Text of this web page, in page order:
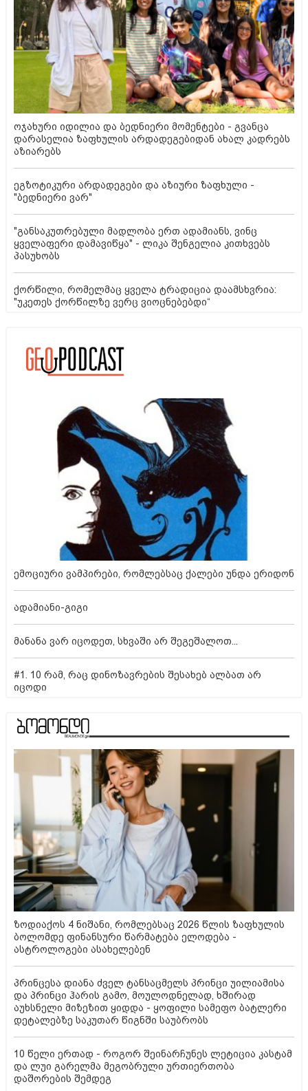
ოჯახური იდილია და ბედნიერი მომენტები - გვანცა
დარასელია ზაფხულის არდადეგებიდან ახალ კადრებს
აზიარებს
ეგზოტიკური არდადეგები და აზიური ზაფხული -
"ბედნიერი ვარ"
"განსაკუთრებული მადლობა ერთ ადამიანს, ვინც
ყველაფერი დამავიწყა" - ლიკა შენგელია კითხვებს
პასუხობს
ქორწილი, რომელმაც ყველა ტრადიცია დაამსხვრია:
"უკეთეს ქორწილზე ვერც ვიოცნებებდი“
ემოციური ვამპირები, რომლებსაც ქალები უნდა ერიდონ
ადამიანი-გიგი
მანანა ვარ იცოდეთ, სხვაში არ შეგეშალოთ...
#1. 10 რამ, რაც დინოზავრების შესახებ ალბათ არ
იცოდი
ზოდიაქოს 4 ნიშანი, რომლებსაც 2026 წლის ზაფხულის
ბოლომდე ფინანსური წარმატება ელოდება -
ასტროლოგები ასახელებენ
პრინცესა დიანა ძველ ტანსაცმელს პრინცი უილიამისა
და პრინცი ჰარის გამო, მოულოდნელად, ხშირად
აუხსნელი მიზეზით ყიდდა - ყოფილი სამეფო ბატლერი
დეტალებზე საკუთარ წიგნში საუბრობს
10 წელი ერთად - როგორ შეინარჩუნეს ლეტიცია კასტამ
და ლუი გარელმა მეგობრული ურთიერთობა
დაშორების შემდეგ